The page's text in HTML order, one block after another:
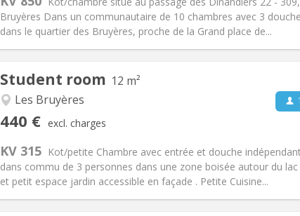
Bruyères Dans un communautaire de 10 chambres avec 3
dans le quartier des Bruyères, proche de la Grand place de...
Arrangement
Bathroom:Shared bathroom
Other
Atmosphere:
Student room 12 m²
Les Bruyères
440 € excl. charges
KV 315 Kot/petite Chambre avec entrée et douche
dans commu de 3 personnes dans une zone boisée autour du
et petit espace jardin accessible en façade . Petite Cuisine...
Arrangement
Bathroom:Private bathroom
Surface:12 m2
Other
Atmosphere:
Non-